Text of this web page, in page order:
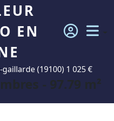
EN
(19100) 1 025 €
- 97.79 m²